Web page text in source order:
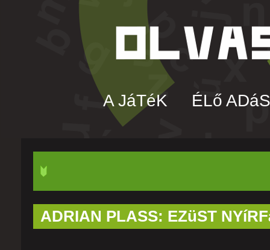
A JáTéK ÉLő
ADRIAN PLASS: EZüST